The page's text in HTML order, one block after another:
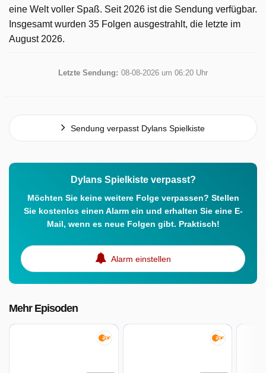
eine Welt voller Spaß. Seit 2026 ist die Sendung verfügbar.
Insgesamt wurden 35 Folgen ausgestrahlt, die letzte im
August 2026.
Letzte Sendung: 08-08-2026 um 06:20 Uhr
Sendung verpasst Dylans Spielkiste
Dylans Spielkiste verpasst?
Möchten Sie keine weitere Folge verpassen? Stellen
Sie kostenlos einen Alarm ein und erhalten Sie eine E-
Mail, wenn es neue Folgen gibt. Praktisch!
Alarm einstellen
Mehr Episoden